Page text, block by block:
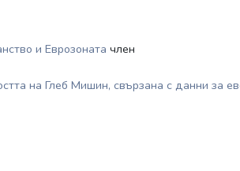
и Еврозонатачлен
на Глеб Мишин, свързана с данни за